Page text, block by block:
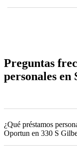
Preguntas
personales
¿Qué préstamos
Oportun en 330 S